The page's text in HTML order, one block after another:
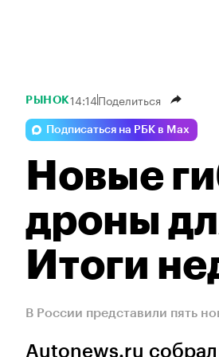
РЫНОК14:14Поделиться
Подписаться на РБК в Max
Новые
дроны
Итоги
В России представили пять
Autonews.ru